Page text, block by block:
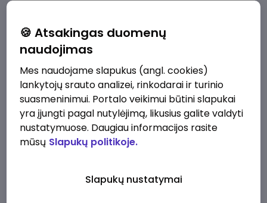
1715 - 2170 €/mėn.
prieš 8 val.
Darbo užmokesčio buhalteris(ė)
3000 - 3650 €/mėn. Prieš mokesčius
🍪 Atsakingas duomenų
naudojimas
Mes naudojame slapukus (angl. cookies)
lankytojų srauto analizei, rinkodarai ir turinio
suasmeninimui. Portalo veikimui būtini slapukai
yra įjungti pagal nutylėjimą, likusius galite valdyti
nustatymuose. Daugiau informacijos rasite
mūsų Slapukų politikoje.
Slapukų nustatymai